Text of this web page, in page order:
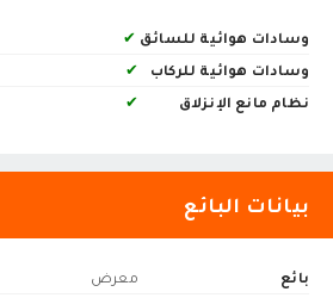
وسادات هوائية للسائق ✔
وسادات هوائية للركاب
✔
نظام مانع الإنزلاق
✔
بيانات البائع
بائع
معرض